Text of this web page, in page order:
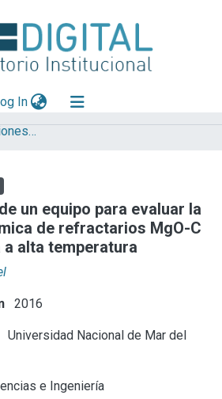
In(current)
Artículos y presentaciones en Congresos
un equipo para evaluar la
de refractarios MgO-C
alta temperatura
2016
Universidad Nacional de Mar del
e Ingeniería